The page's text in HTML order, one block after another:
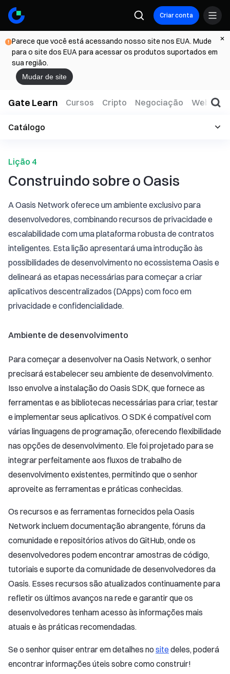
Criar conta
Parece que você está acessando nosso site nos EUA. Mude
para o site dos EUA para acessar os produtos suportados em
sua região.
Mudar de site
Gate Learn Cursos Cripto Negociação Web3
Catálogo
Lição 4
Construindo sobre o Oasis
A Oasis Network oferece um ambiente exclusivo para
desenvolvedores, combinando recursos de privacidade e
escalabilidade com uma plataforma robusta de contratos
inteligentes. Esta lição apresentará uma introdução às
possibilidades de desenvolvimento no ecossistema Oasis e
delineará as etapas necessárias para começar a criar
aplicativos descentralizados (DApps) com foco em
privacidade e confidencialidade.
Ambiente de desenvolvimento
Para começar a desenvolver na Oasis Network, o senhor
precisará estabelecer seu ambiente de desenvolvimento.
Isso envolve a instalação do Oasis SDK, que fornece as
ferramentas e as bibliotecas necessárias para criar, testar
e implementar seus aplicativos. O SDK é compatível com
várias linguagens de programação, oferecendo flexibilidade
nas opções de desenvolvimento. Ele foi projetado para se
integrar perfeitamente aos fluxos de trabalho de
desenvolvimento existentes, permitindo que o senhor
aproveite as ferramentas e práticas conhecidas.
Os recursos e as ferramentas fornecidos pela Oasis
Network incluem documentação abrangente, fóruns da
comunidade e repositórios ativos do GitHub, onde os
desenvolvedores podem encontrar amostras de código,
tutoriais e suporte da comunidade de desenvolvedores da
Oasis. Esses recursos são atualizados continuamente para
refletir os últimos avanços na rede e garantir que os
desenvolvedores tenham acesso às informações mais
atuais e às práticas recomendadas.
Se o senhor quiser entrar em detalhes no sitedeles, poderá
encontrar informações úteis sobre como construir!